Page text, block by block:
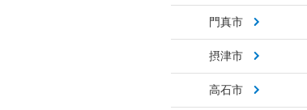
門真市
摂津市
高石市